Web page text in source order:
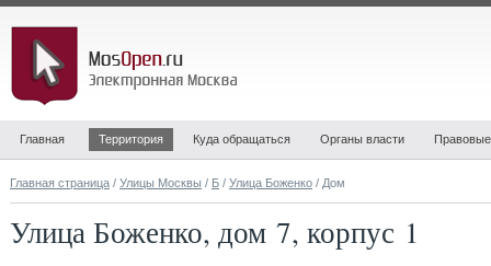
Главная Территория Куда обращаться Органы власти
Главная страница / Улицы Москвы / Б / Улица Боженко / Дом
Улица Боженко, дом 7, корпус 1